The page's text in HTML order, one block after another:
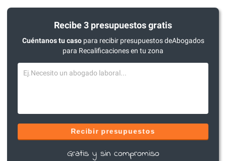
Recibe 3 presupuestos gratis
Cuéntanos tu casopara recibir presupuestos deAbogados
para Recalificaciones en tu zona
Recibir presupuestos
Gratis y sin compromiso